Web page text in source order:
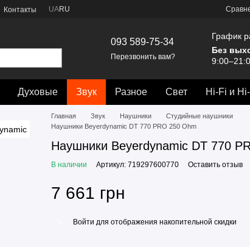
Контакты UARU
093 589-75-34
Перезвонить вам?
График
Без
Духовые Звук Разное Свет Hi-Fi и
Главная Звук Наушники
Студийные наушники
Наушники Beyerdynamic DT 770 PRO 250 Ohm
Наушники Beyerdynamic DT 770
В наличии Артикул: 719297600770 Оставить отзыв
7 661 грн
Войти для отображения накопительной скидки